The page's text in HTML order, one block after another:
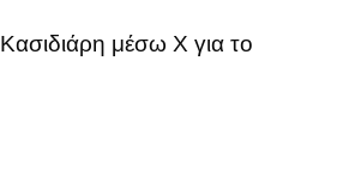
μέσω Χ για το